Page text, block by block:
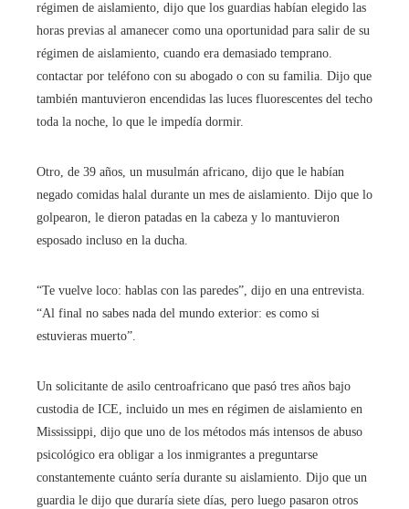
régimen de aislamiento, dijo que los guardias habían elegido las
horas previas al amanecer como una oportunidad para salir de su
régimen de aislamiento, cuando era demasiado temprano.
contactar por teléfono con su abogado o con su familia. Dijo que
también mantuvieron encendidas las luces fluorescentes del techo
toda la noche, lo que le impedía dormir.
Otro, de 39 años, un musulmán africano, dijo que le habían
negado comidas halal durante un mes de aislamiento. Dijo que lo
golpearon, le dieron patadas en la cabeza y lo mantuvieron
esposado incluso en la ducha.
“Te vuelve loco: hablas con las paredes”, dijo en una entrevista.
“Al final no sabes nada del mundo exterior: es como si
estuvieras muerto”.
Un solicitante de asilo centroafricano que pasó tres años bajo
custodia de ICE, incluido un mes en régimen de aislamiento en
Mississippi, dijo que uno de los métodos más intensos de abuso
psicológico era obligar a los inmigrantes a preguntarse
constantemente cuánto sería durante su aislamiento. Dijo que un
guardia le dijo que duraría siete días, pero luego pasaron otros